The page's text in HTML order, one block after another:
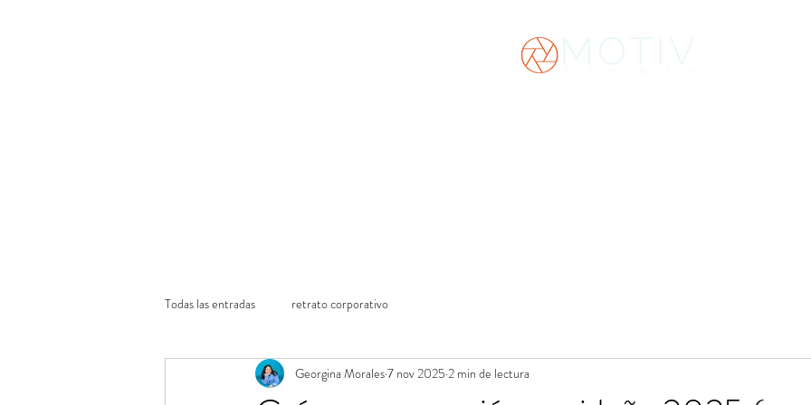
Todas las entradas retrato corporativo
Georgina Morales7 nov 2025 2 min de lectura